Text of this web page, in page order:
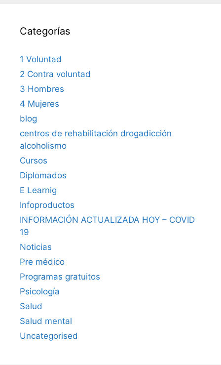
Categorías
1 Voluntad
2 Contra voluntad
3 Hombres
4 Mujeres
blog
centros de rehabilitación drogadicción
alcoholismo
Cursos
Diplomados
E Learnig
Infoproductos
INFORMACIÓN ACTUALIZADA HOY – COVID
19
Noticias
Pre médico
Programas gratuitos
Psicología
Salud
Salud mental
Uncategorised